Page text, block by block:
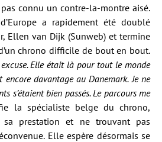
pas connu un contre-la-montre aisé.
d’Europe a rapidement été doublé
Ellen van Dijk (Sunweb) et termine
chrono difficile de bout en bout.
Elle était là pour tout le monde
davantage au Danemark. Je ne
s’étaient bien passés. Le parcours me
la spécialiste belge du chrono,
sa prestation et ne trouvant pas
Elle espère désormais se